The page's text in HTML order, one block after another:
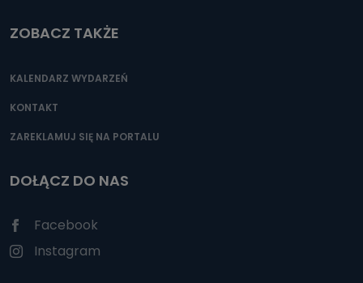
ZOBACZ TAKŻE
KALENDARZ WYDARZEŃ
KONTAKT
ZAREKLAMUJ SIĘ NA PORTALU
DOŁĄCZ DO NAS
Facebook
Instagram